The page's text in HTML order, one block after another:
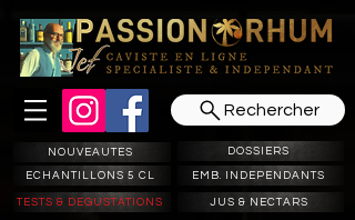
Rechercher
NOUVEAUTES
ECHANTILLONS 5 CL
DOSSIERS
EMB. INDEPENDANTS
TESTS & DEGUSTATIONS JUS & NECTARS